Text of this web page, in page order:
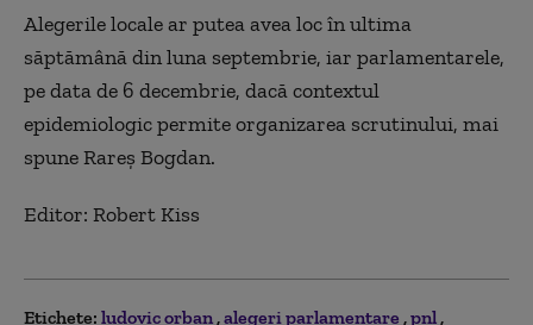
Alegerile locale ar putea avea loc în ultima
săptămână din luna septembrie, iar parlamentarele,
pe data de 6 decembrie, dacă contextul
epidemiologic permite organizarea scrutinului, mai
spune Rareș Bogdan.
Editor: Robert Kiss
Etichete: ludovic orban alegeri parlamentare pnl